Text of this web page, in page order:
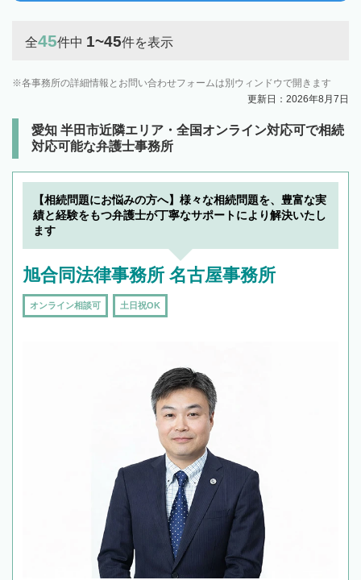
全45件中 1~45件を表示
各事務所の詳細情報とお問い合わせフォームは別ウィンドウで開きます
更新日：2026年8月7日
愛知 半田市近隣エリア・全国オンライン対応可で相続
対応可能な弁護士事務所
【相続問題にお悩みの方へ】様々な相続問題を、豊富な実
績と経験をもつ弁護士が丁寧なサポートにより解決いたし
ます
旭合同法律事務所 名古屋事務所
オンライン相談可 土日祝OK